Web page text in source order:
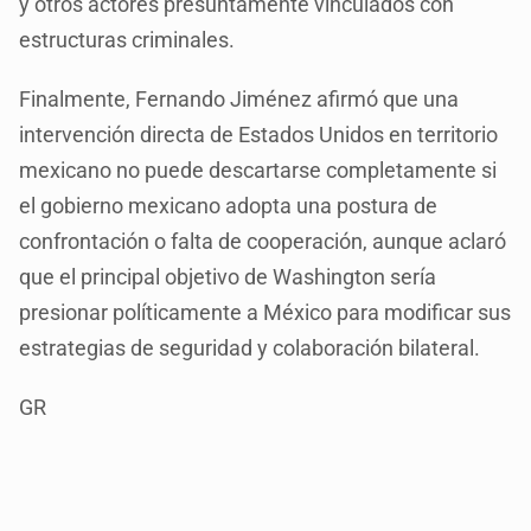
estructuras criminales.
Finalmente, Fernando Jiménez afirmó que una
intervención directa de Estados Unidos en territorio
mexicano no puede descartarse completamente si
el gobierno mexicano adopta una postura de
confrontación o falta de cooperación, aunque aclaró
que el principal objetivo de Washington sería
presionar políticamente a México para modificar sus
estrategias de seguridad y colaboración bilateral.
GR